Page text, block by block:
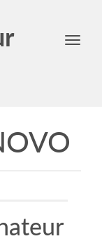
Toggle